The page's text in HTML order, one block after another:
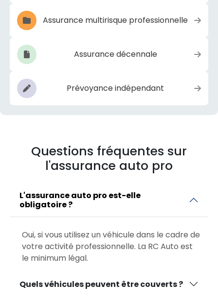
Assurance multirisque professionnelle
Assurance décennale
Prévoyance indépendant
Questions fréquentes sur
l'assurance auto pro
L'assurance auto pro est-elle
obligatoire ?
Oui, si vous utilisez un véhicule dans le cadre de
votre activité professionnelle. La RC Auto est
le minimum légal.
Quels véhicules peuvent être couverts ?